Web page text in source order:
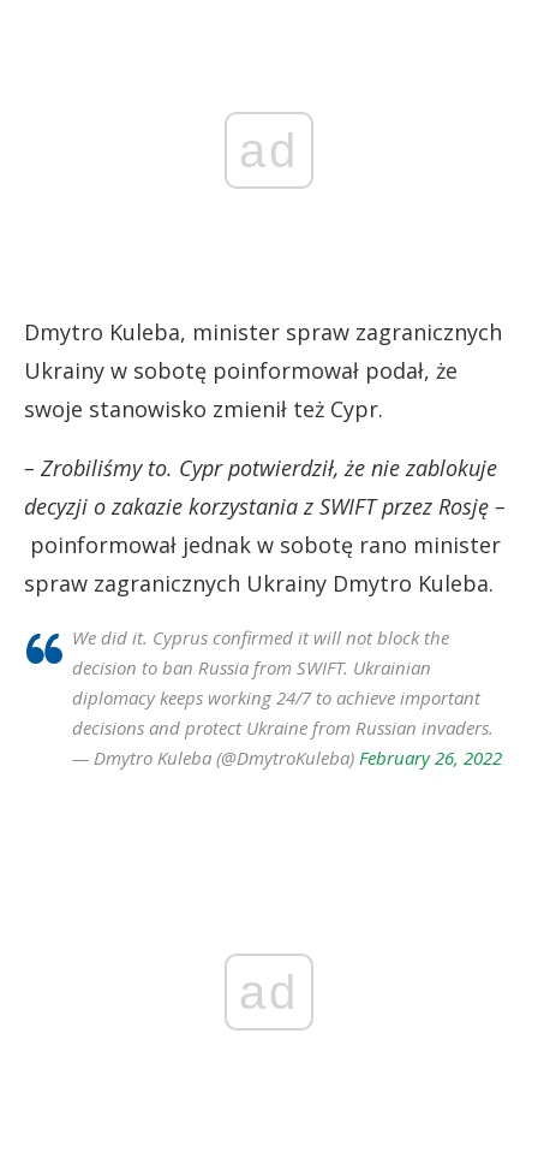
ad
Dmytro Kuleba, minister spraw zagranicznych
Ukrainy w sobotę poinformował podał, że
swoje stanowisko zmienił też Cypr.
– Zrobiliśmy to. Cypr potwierdził, że nie zablokuje
decyzji o zakazie korzystania z SWIFT przez Rosję –
poinformował jednak w sobotę rano minister
spraw zagranicznych Ukrainy Dmytro Kuleba.
We did it. Cyprus confirmed it will not block the
decision to ban Russia from SWIFT. Ukrainian
diplomacy keeps working 24/7 to achieve important
decisions and protect Ukraine from Russian invaders.
— Dmytro Kuleba (@DmytroKuleba) February 26, 2022
ad